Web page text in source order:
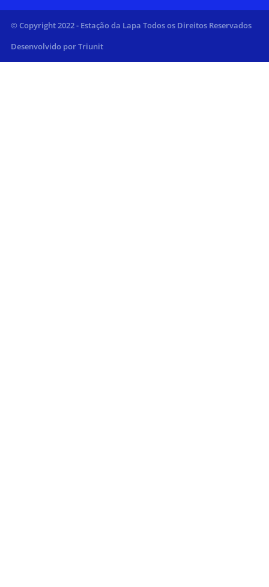
© Copyright 2022 - Estação da Lapa Todos os Direitos Reservados
Desenvolvido por Triunit